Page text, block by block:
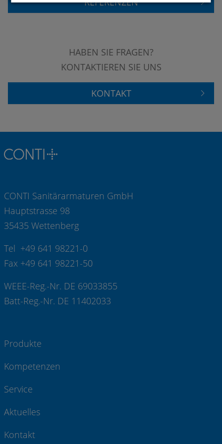
HABEN SIE FRAGEN?
KONTAKTIEREN SIE UNS
KONTAKT
CONTI Sanitärarmaturen GmbH
Hauptstrasse 98
35435 Wettenberg
Tel +49 641 98221-0
Fax +49 641 98221-50
WEEE-Reg.-Nr. DE 69033855
Batt-Reg.-Nr. DE 11402033
Produkte
Kompetenzen
Service
Aktuelles
Kontakt